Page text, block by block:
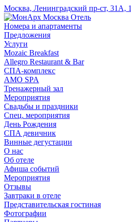
Москва, Ленинградский пр-ст, 31А, 1
Номера и апартаменты
Предложения
Услуги
Mozaic Breakfast
Allegro Restaurant & Bar
СПА-комплекс
AMO SPA
Тренажерный зал
Мероприятия
Свадьбы и праздники
Спец. мероприятия
День Рождения
СПА девичник
Винные дегустации
О нас
Об отеле
Афиша событий
Мероприятия
Отзывы
Завтраки в отеле
Представительская гостиная
Фотографии